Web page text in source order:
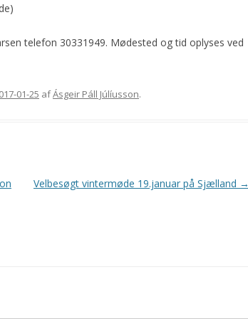
telefon 30331949. Mødested og tid oplyses ved
01-25 afÁsgeir Páll Júlíusson.
Velbesøgt vintermøde 19.januar på Sjælland →